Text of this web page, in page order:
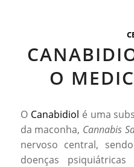
O
O Canabidiol é uma
da maconha, Cannabis
nervoso central,
doenças psiquiátricas